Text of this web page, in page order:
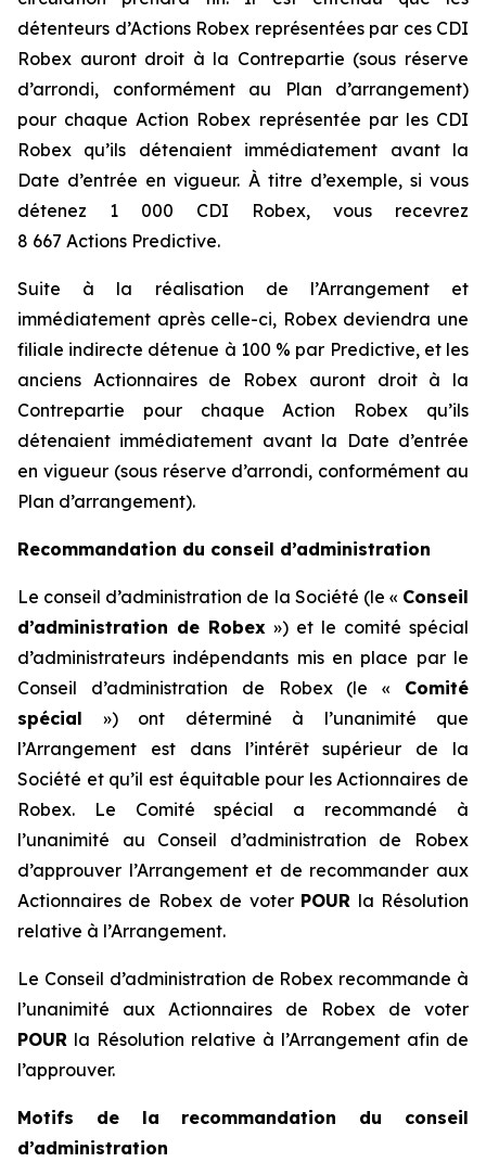
détenteurs d’Actions Robex représentées par ces CDI
Robex auront droit à la Contrepartie (sous réserve
d’arrondi, conformément au Plan d’arrangement)
pour chaque Action Robex représentée par les CDI
Robex qu’ils détenaient immédiatement avant la
Date d’entrée en vigueur. À titre d’exemple, si vous
détenez 1 000 CDI Robex, vous recevrez
8 667 Actions Predictive.
Suite à la réalisation de l’Arrangement et
immédiatement après celle-ci, Robex deviendra une
filiale indirecte détenue à 100 % par Predictive, et les
anciens Actionnaires de Robex auront droit à la
Contrepartie pour chaque Action Robex qu’ils
détenaient immédiatement avant la Date d’entrée
en vigueur (sous réserve d’arrondi, conformément au
Plan d’arrangement).
Recommandation du conseil d’administration
Le conseil d’administration de la Société (le « Conseil
d’administration de Robex ») et le comité spécial
d’administrateurs indépendants mis en place par le
Conseil d’administration de Robex (le « Comité
spécial ») ont déterminé à l’unanimité que
l’Arrangement est dans l’intérêt supérieur de la
Société et qu’il est équitable pour les Actionnaires de
Robex. Le Comité spécial a recommandé à
l’unanimité au Conseil d’administration de Robex
d’approuver l’Arrangement et de recommander aux
Actionnaires de Robex de voter POUR la Résolution
relative à l’Arrangement.
Le Conseil d’administration de Robex recommande à
l’unanimité aux Actionnaires de Robex de voter
POUR la Résolution relative à l’Arrangement afin de
l’approuver.
Motifs de la recommandation du conseil
d’administration